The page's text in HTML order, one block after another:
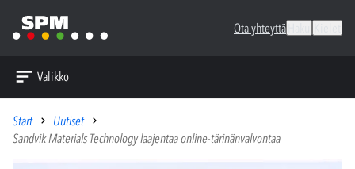
Ota yhteyttä
Valikko
Start
Uutiset
Sandvik Materials Technology laajentaa online-tärinänvalvontaa